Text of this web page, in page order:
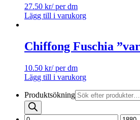
27.50 kr/ per dm
Lägg till i varukorg
Chiffong Fuschia
10.50 kr/ per dm
Lägg till i varukorg
Produktsökning